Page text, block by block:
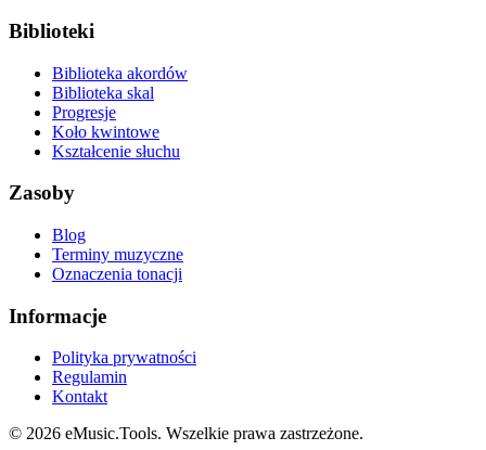
Biblioteki
Biblioteka akordów
Biblioteka skal
Progresje
Koło kwintowe
Kształcenie słuchu
Zasoby
Blog
Terminy muzyczne
Oznaczenia tonacji
Informacje
Polityka prywatności
Regulamin
Kontakt
© 2026 eMusic.Tools. Wszelkie prawa zastrzeżone.